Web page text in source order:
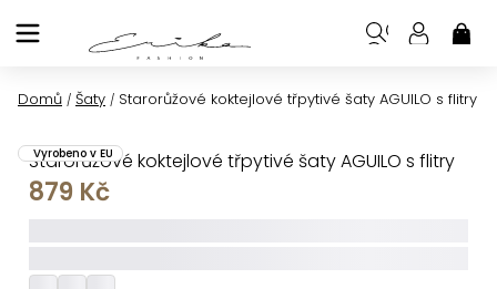
na
Domů / Šaty / Starorůžové koktejlové třpytivé šaty AGUILO s flitry
Starorůžové koktejlové třpytivé šaty AGUILO s flitry
Vyrobeno v EU
879 Kč